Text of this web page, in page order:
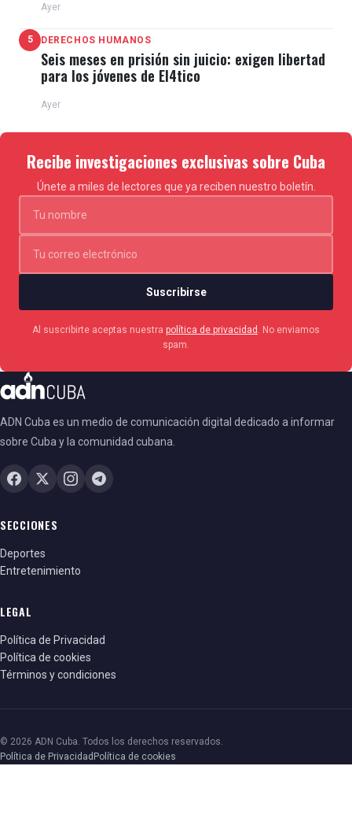
Ayer
5 DERECHOS HUMANOS
Seis meses en prisión sin juicio: exigen libertad
para los jóvenes de El4tico
Ayer
Recibe investigaciones exclusivas sobre Cuba
Únete a miles de lectores que ya reciben nuestro boletín.
Suscribirse
Al suscribirte aceptas nuestra política de privacidad
. No enviamos
spam.
ADN Cuba es un medio de comunicación digital dedicado a informar
sobre Cuba y la comunidad cubana.
SECCIONES
Deportes
Entretenimiento
LEGAL
Política de Privacidad
Política de cookies
Términos y condiciones
© 2026 ADN Cuba. Todos los derechos reservados.
Política de Privacidad Política de cookies